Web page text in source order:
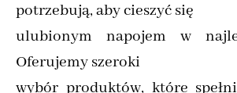
potrzebują, aby cieszyć się
ulubionym napojem w
Oferujemy szeroki
wybór produktów, które